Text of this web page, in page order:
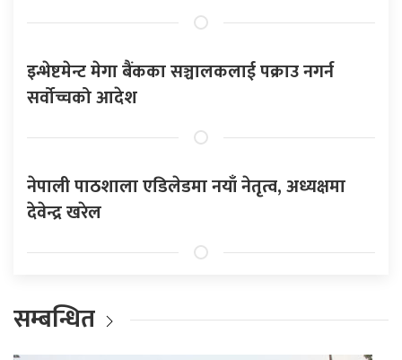
इन्भेष्टमेन्ट मेगा बैंकका सञ्चालकलाई पक्राउ नगर्न
सर्वोच्चको आदेश
नेपाली पाठशाला एडिलेडमा नयाँ नेतृत्व, अध्यक्षमा
देवेन्द्र खरेल
सम्बन्धित